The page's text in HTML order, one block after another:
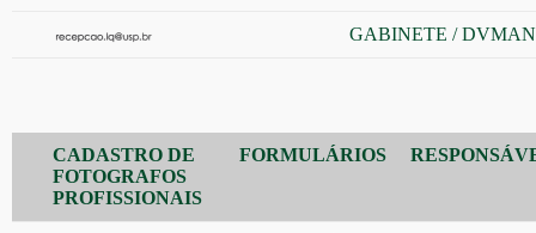
GABINETE /
CADASTRO DE
FOTOGRAFOS
PROFISSIONAIS
FORMULÁRIOS